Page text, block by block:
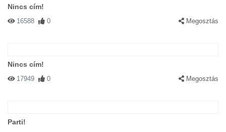
Nincs cím!
16588 0 Megosztás
Nincs cím!
17949 0 Megosztás
Parti!